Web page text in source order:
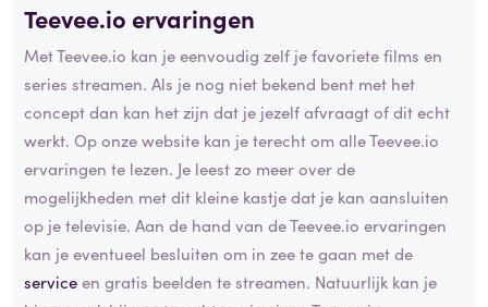
Teevee.io ervaringen
Met Teevee.io kan je eenvoudig zelf je favoriete films en
series streamen. Als je nog niet bekend bent met het
concept dan kan het zijn dat je jezelf afvraagt of dit echt
werkt. Op onze website kan je terecht om alle Teevee.io
ervaringen te lezen. Je leest zo meer over de
mogelijkheden met dit kleine kastje dat je kan aansluiten
op je televisie. Aan de hand van de Teevee.io ervaringen
kan je eventueel besluiten om in zee te gaan met de
serviceen gratis beelden te streamen. Natuurlijk kan je